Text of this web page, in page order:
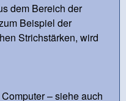
dem Bereich der
Beispiel der
Strichstärken, wird
– siehe auch